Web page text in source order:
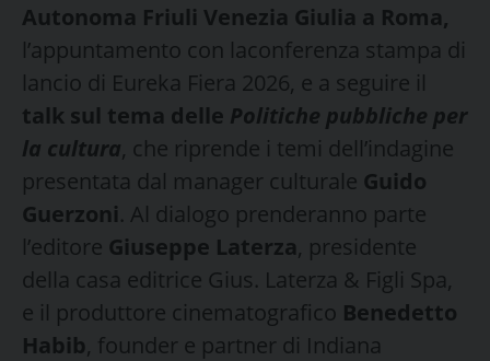
Autonoma Friuli Venezia Giulia a Roma,
l’appuntamento con laconferenza stampa di
lancio di Eureka Fiera 2026, e a seguire il
talk sul tema delle Politiche pubbliche per
la cultura, che riprende i temi dell’indagine
presentata dal manager culturale Guido
Guerzoni. Al dialogo prenderanno parte
l’editore Giuseppe Laterza, presidente
della casa editrice Gius. Laterza & Figli Spa,
e il produttore cinematografico Benedetto
Habib, founder e partner di Indiana